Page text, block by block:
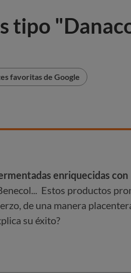
tipo
favoritas de Google
enriquecidas con
Estos productos
de una manera
su éxito?